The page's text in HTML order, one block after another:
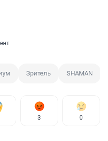
Зритель SHAMAN
3 0